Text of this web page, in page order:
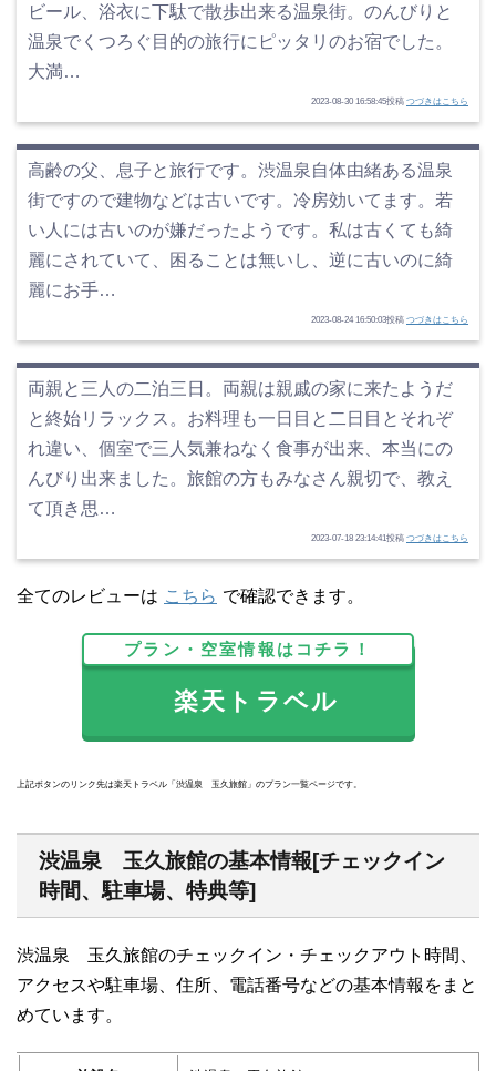
ビール、浴衣に下駄で散歩出来る温泉街。のんびりと
温泉でくつろぐ目的の旅行にピッタリのお宿でした。
大満…
2023-08-30 16:58:45投稿 つづきはこちら
高齢の父、息子と旅行です。渋温泉自体由緒ある温泉
街ですので建物などは古いです。冷房効いてます。若
い人には古いのが嫌だったようです。私は古くても綺
麗にされていて、困ることは無いし、逆に古いのに綺
麗にお手…
2023-08-24 16:50:03投稿 つづきはこちら
両親と三人の二泊三日。両親は親戚の家に来たようだ
と終始リラックス。お料理も一日目と二日目とそれぞ
れ違い、個室で三人気兼ねなく食事が出来、本当にの
んびり出来ました。旅館の方もみなさん親切で、教え
て頂き思…
2023-07-18 23:14:41投稿 つづきはこちら
全てのレビューは こちら で確認できます。
プラン・空室情報はコチラ！
楽天トラベル
上記ボタンのリンク先は楽天トラベル「渋温泉 玉久旅館」のプラン一覧ページです。
渋温泉 玉久旅館の基本情報[チェックイン
時間、駐車場、特典等]
渋温泉 玉久旅館のチェックイン・チェックアウト時間、
アクセスや駐車場、住所、電話番号などの基本情報をまと
めています。